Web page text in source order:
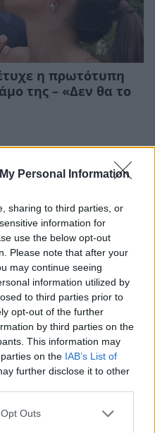
Personal Information
sharing to third parties, or
information for
use the below opt-out
Please note that after your
may continue seeing
information utilized by
to third parties prior to
opt-out of the further
by third parties on the
This information may
on the IAB’s List of
further disclose it to other
Outs
η πρωτότυπη
της – «Δεν θα το
δεν μπορεί να
ο Γιάννης